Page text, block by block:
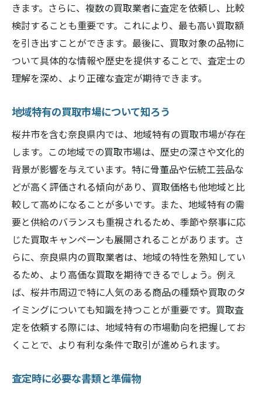
地域特有のニーズを把握する
桜井市で買取査定を行う際に知っておくべきこ
と
査定前に準備すべきこと
桜井市での査定時に重要なポイント
査定結果を最大限に活用する方法
査定業者とのコミュニケーション術
査定後の対応とその重要性
地域特有の市場情報を活用する
奈良県桜井市の買取査定で高評価を得るための
秘訣
高評価を得るための査定準備
査定時に重視されるポイント
桜井市での査定で信頼を得る方法
好印象を与えるためのコツ
査定後のフォローアップ方法
桜井市での成功事例を参考にする
買取査定で奈良県桜井市の市場価値を知る方法
桜井市の市場動向を調査する方法
きます。さらに、複数の買取業者に査定を依頼し、比較
検討することも重要です。これにより、最も高い買取額
を引き出すことができます。最後に、買取対象の品物に
ついて具体的な情報や歴史を提供することで、査定士の
理解を深め、より正確な査定が期待できます。
地域特有の買取市場について知ろう
桜井市を含む奈良県内では、地域特有の買取市場が存在
します。この地域での買取市場は、歴史の深さや文化的
背景が影響を与えています。特に骨董品や伝統工芸品な
どが高く評価される傾向があり、買取価格も他地域と比
較して高めになることが多いです。また、地域特有の需
要と供給のバランスも重視されるため、季節や祭事に応
じた買取キャンペーンも展開されることがあります。さ
らに、奈良県内の買取業者は、地域の特性を熟知してい
るため、より高価な買取を期待できるでしょう。例え
ば、桜井市周辺で特に人気のある商品の種類や買取のタ
イミングについても知識を持つことが重要です。買取査
定を依頼する際には、地域特有の市場動向を把握してお
くことで、より有利な条件で取引が進められます。
査定時に必要な書類と準備物